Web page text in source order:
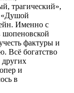
трагический»,
«Душой
Именно с
шопеновской
фактуры и
Всё богатство
и
в